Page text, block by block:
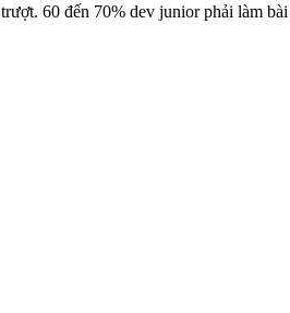
60 đến 70% dev junior phải làm